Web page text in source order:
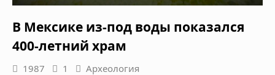
В Мексике из-под воды показался
400-летний храм
1987 1 Археология